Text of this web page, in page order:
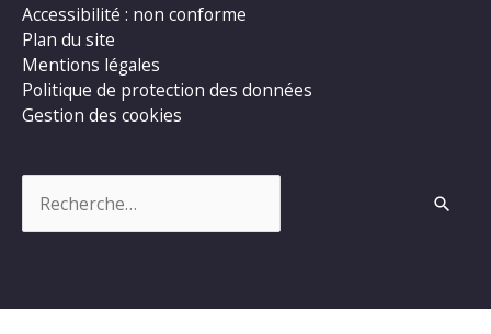
Accessibilité : non conforme
Plan du site
Mentions légales
Politique de protection des données
Gestion des cookies